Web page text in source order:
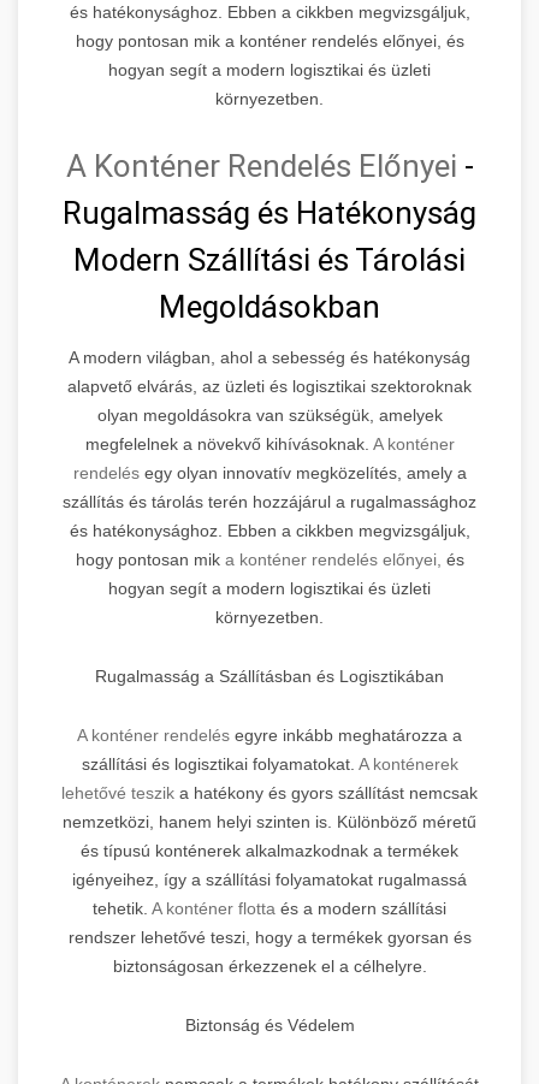
és hatékonysághoz. Ebben a cikkben megvizsgáljuk,
hogy pontosan mik a konténer rendelés előnyei, és
hogyan segít a modern logisztikai és üzleti
környezetben.
A Konténer Rendelés Előnyei -
Rugalmasság és Hatékonyság
Modern Szállítási és Tárolási
Megoldásokban
A modern világban, ahol a sebesség és hatékonyság
alapvető elvárás, az üzleti és logisztikai szektoroknak
olyan megoldásokra van szükségük, amelyek
megfelelnek a növekvő kihívásoknak. A konténer
rendelésegy olyan innovatív megközelítés, amely a
szállítás és tárolás terén hozzájárul a rugalmassághoz
és hatékonysághoz. Ebben a cikkben megvizsgáljuk,
hogy pontosan mik a konténer rendelés előnyei, és
hogyan segít a modern logisztikai és üzleti
környezetben.
Rugalmasság a Szállításban és Logisztikában
A konténer rendelés egyre inkább meghatározza a
szállítási és logisztikai folyamatokat. A konténerek
lehetővé teszik a hatékony és gyors szállítást nemcsak
nemzetközi, hanem helyi szinten is. Különböző méretű
és típusú konténerek alkalmazkodnak a termékek
igényeihez, így a szállítási folyamatokat rugalmassá
tehetik. A konténer flotta és a modern szállítási
rendszer lehetővé teszi, hogy a termékek gyorsan és
biztonságosan érkezzenek el a célhelyre.
Biztonság és Védelem